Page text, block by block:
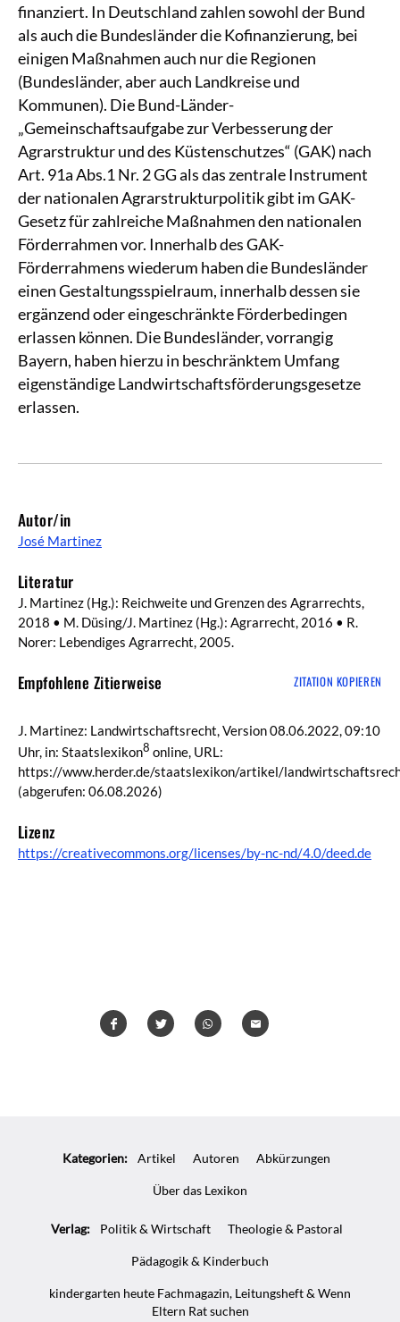
finanziert. In Deutschland zahlen sowohl der Bund
als auch die Bundesländer die Kofinanzierung, bei
einigen Maßnahmen auch nur die Regionen
(Bundesländer, aber auch Landkreise und
Kommunen). Die Bund-Länder-
„Gemeinschaftsaufgabe zur Verbesserung der
Agrarstruktur und des Küstenschutzes“ (GAK) nach
Art. 91a Abs.1 Nr. 2 GG als das zentrale Instrument
der nationalen Agrarstrukturpolitik gibt im GAK-
Gesetz für zahlreiche Maßnahmen den nationalen
Förderrahmen vor. Innerhalb des GAK-
Förderrahmens wiederum haben die Bundesländer
einen Gestaltungsspielraum, innerhalb dessen sie
ergänzend oder eingeschränkte Förderbedingen
erlassen können. Die Bundesländer, vorrangig
Bayern, haben hierzu in beschränktem Umfang
eigenständige Landwirtschaftsförderungsgesetze
erlassen.
Autor/in
José Martinez
Literatur
J. Martinez (Hg.): Reichweite und Grenzen des Agrarrechts,
2018 • M. Düsing/J. Martinez (Hg.): Agrarrecht, 2016 • R.
Norer: Lebendiges Agrarrecht, 2005.
Empfohlene Zitierweise ZITATION KOPIEREN
J. Martinez: Landwirtschaftsrecht, Version 08.06.2022, 09:10
Uhr, in: Staatslexikon8 online, URL:
https://www.herder.de/staatslexikon/artikel/
(abgerufen: 06.08.2026)
Lizenz
https://creativecommons.org/licenses/by-nc-nd/4.0/deed.de
InfosKategorien: Artikel Autoren Abkürzungen
Über das Lexikon
Verlag: Politik & Wirtschaft Theologie & Pastoral
Pädagogik & Kinderbuch
kindergarten heute Fachmagazin, Leitungsheft & Wenn
Eltern Rat suchen